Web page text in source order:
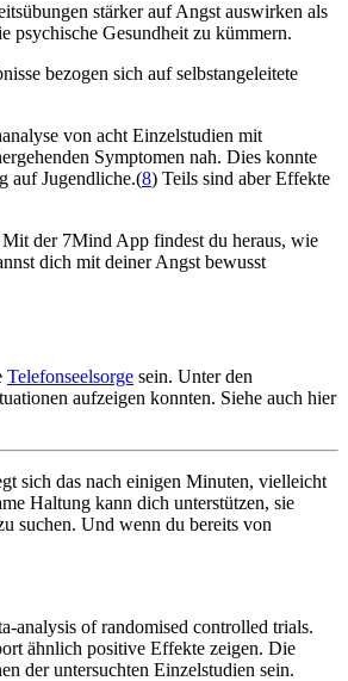
stärker auf Angst auswirken als
psychische Gesundheit zu kümmern.
bezogen sich auf selbstangeleitete
von acht Einzelstudien mit
Symptomen nah. Dies konnte
auf Jugendliche.(8) Teils sind aber Effekte
der 7Mind App findest du heraus, wie
dich mit deiner Angst bewusst
Telefonseelsorge sein. Unter den
aufzeigen konnten. Siehe auch hier
sich das nach einigen Minuten, vielleicht
Haltung kann dich unterstützen, sie
suchen. Und wenn du bereits von
analysis of randomised controlled trials.
ähnlich positive Effekte zeigen. Die
der untersuchten Einzelstudien sein.